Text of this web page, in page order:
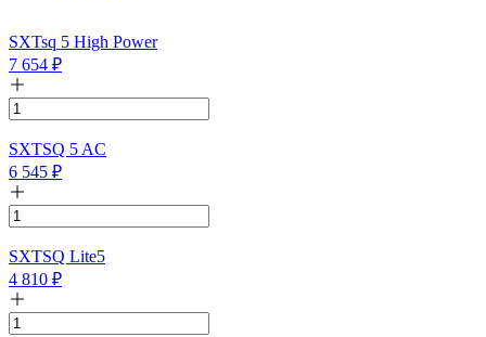
SXTsq 5 High Power
7 654 ₽
SXTSQ 5 AC
6 545 ₽
SXTSQ Lite5
4 810 ₽